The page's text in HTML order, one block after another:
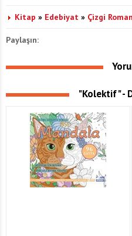
Kitap » Edebiyat » Çizgi Roman
Paylaşın:
"Kolektif" -